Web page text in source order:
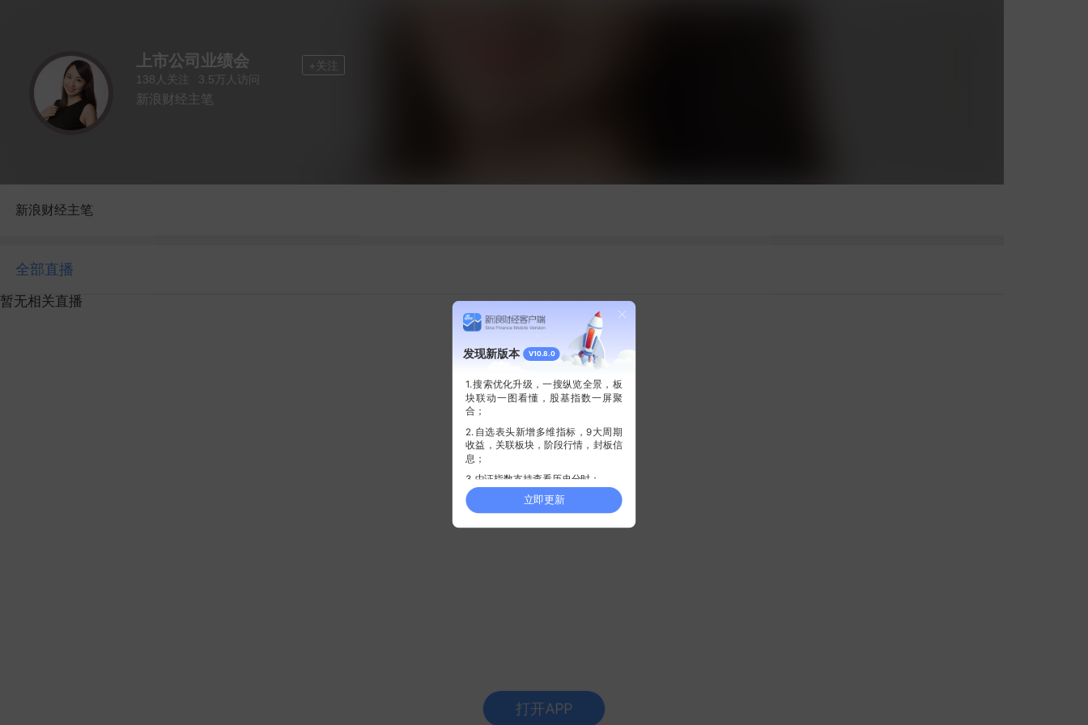
+关注
上市公司业绩会
138 人关注 3.5万 人访问
新浪财经主笔
新浪财经主笔
全部直播
暂无相关直播
发现新版本 V10.8.0
1.搜索优化升级，一搜纵览全景，板
块联动一图看懂，股基指数一屏聚
合；
2.自选表头新增多维指标，9大周期
收益，关联板块，阶段行情，封板信
息；
3.中证指数支持查看历史分时；
立即更新